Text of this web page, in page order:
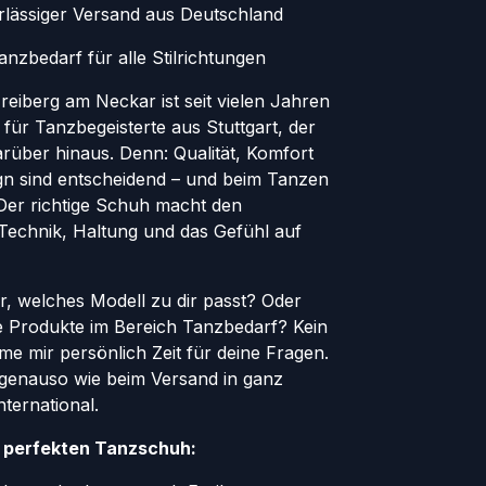
Versand aus Deutschland
für alle Stilrichtungen
am Neckar ist seit vielen Jahren
Tanzbegeisterte aus Stuttgart, der
hinaus. Denn: Qualität, Komfort
sind entscheidend – und beim Tanzen
richtige Schuh macht den
Haltung und das Gefühl auf
welches Modell zu dir passt? Oder
Produkte im Bereich Tanzbedarf? Kein
mir persönlich Zeit für deine Fragen.
wie beim Versand in ganz
Tanzschuh: